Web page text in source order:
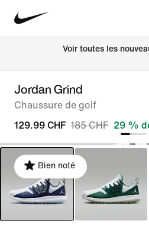
Voir toutes les
Jordan Grind
Chaussure de golf
129.99 CHF 185 CHF 29 %
Bien noté